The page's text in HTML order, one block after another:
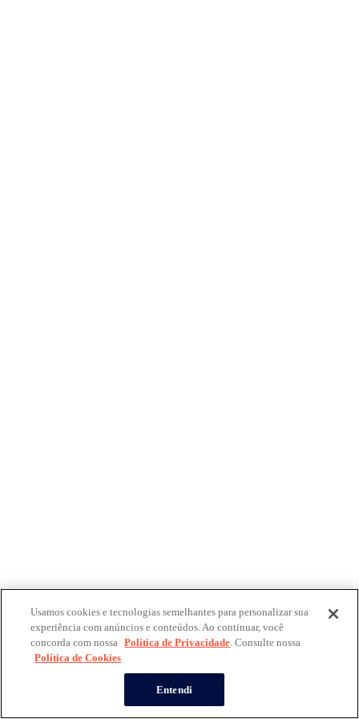
Usamos cookies e tecnologias semelhantes para personalizar sua
experiência com anúncios e conteúdos. Ao continuar, você
concorda com nossa Política de Privacidade. Consulte nossa
Política de Cookies
Entendi